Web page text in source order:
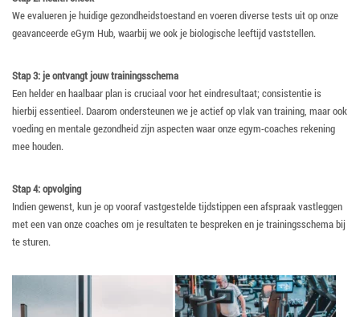
We evalueren je huidige gezondheidstoestand en voeren diverse tests uit op onze
geavanceerde eGym Hub, waarbij we ook je biologische leeftijd vaststellen.
Stap 3: je ontvangt jouw trainingsschema
Een helder en haalbaar plan is cruciaal voor het eindresultaat; consistentie is
hierbij essentieel. Daarom ondersteunen we je actief op vlak van training, maar ook
voeding en mentale gezondheid zijn aspecten waar onze egym-coaches rekening
mee houden.
Stap 4: opvolging
Indien gewenst, kun je op vooraf vastgestelde tijdstippen een afspraak vastleggen
met een van onze coaches om je resultaten te bespreken en je trainingsschema bij
te sturen.